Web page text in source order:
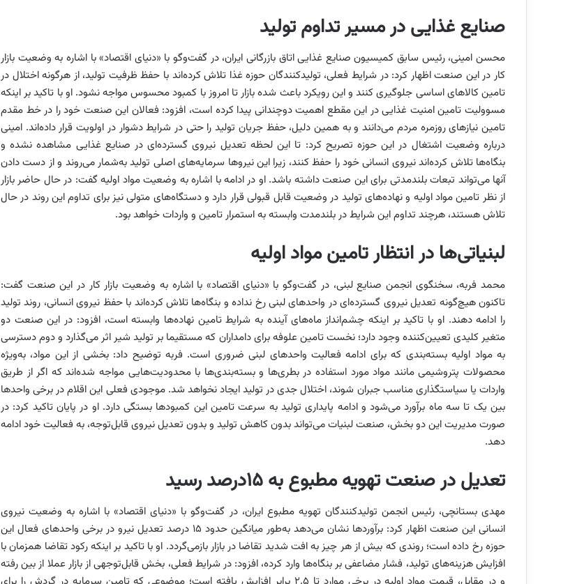
صنایع غذایی در مسیر تداوم تولید
محسن امینی، رئیس سابق کمیسیون صنایع غذایی اتاق بازرگانی ایران، در گفت‌وگو با «دنیای اقتصاد» با اشاره به وضعیت بازار
کار در این صنعت اظهار کرد: در شرایط فعلی، تولیدکنندگان حوزه غذا تلاش کرده‌اند با حفظ ظرفیت تولید، از هرگونه اختلال در
تامین کالاهای اساسی جلوگیری کنند و این رویکرد باعث شده بازار تا امروز با کمبود محسوس مواجه نشود. او با تاکید بر اینکه
مسوولیت تامین امنیت غذایی در این مقطع اهمیت دوچندانی پیدا کرده است، افزود: فعالان این صنعت خود را در خط مقدم
تامین نیازهای روزمره مردم می‌دانند و به همین دلیل، حفظ جریان تولید را حتی در شرایط دشوار در اولویت قرار داده‌اند. امینی
درباره وضعیت اشتغال در این حوزه تصریح کرد: تا این لحظه تعدیل نیروی گسترده‌ای در صنایع غذایی مشاهده نشده و
بنگاه‌ها تلاش کرده‌اند نیروی انسانی خود را حفظ کنند، زیرا این نیروها سرمایه‌های اصلی تولید به‌شمار می‌روند و از دست دادن
آنها می‌تواند تبعات بلندمدتی برای این صنعت داشته باشد. او در ادامه با اشاره به وضعیت مواد اولیه گفت: در حال حاضر بازار
از نظر تامین مواد اولیه و نهاده‌های تولید در وضعیت قابل قبولی قرار دارد و دستگاه‌های متولی نیز برای تداوم این روند در حال
تلاش هستند، هرچند تداوم این شرایط در بلندمدت وابسته به استمرار تامین و واردات خواهد بود.
لبنیاتی‌ها در انتظار تامین مواد اولیه
محمد فربه، سخنگوی انجمن صنایع لبنی، در گفت‌وگو با «دنیای اقتصاد» با اشاره به وضعیت بازار کار در این صنعت گفت:
تاکنون هیچ‌گونه تعدیل نیروی گسترده‌ای در واحدهای لبنی رخ نداده و بنگاه‌ها تلاش کرده‌اند با حفظ نیروی انسانی، روند تولید
را ادامه دهند. او با تاکید بر اینکه چشم‌انداز ماه‌های آینده به شرایط تامین نهاده‌ها وابسته است، افزود: در این صنعت دو
متغیر کلیدی تعیین‌کننده وجود دارد؛ نخست تامین علوفه برای دامداران که مستقیما بر تولید شیر اثر می‌گذارد و دوم دسترسی
به مواد اولیه بسته‌بندی که برای ادامه فعالیت واحدهای لبنی ضروری است. فربه توضیح داد: بخشی از این مواد، به‌ویژه
محصولات پتروشیمی مانند مواد مورد استفاده در بطری‌ها و بسته‌بندی‌ها با محدودیت‌هایی مواجه شده‌اند که اگر از طریق
واردات یا سیاستگذاری مناسب جبران شوند، اختلال جدی در تولید ایجاد نخواهد شد. موجودی فعلی این اقلام در برخی واحدها
بین یک تا سه ماه برآورد می‌شود و ادامه پایداری تولید به سرعت تامین این کمبودها بستگی دارد. او در پایان تاکید کرد: در
صورت مدیریت این دو بخش، صنعت لبنیات می‌تواند بدون کاهش تولید و بدون تعدیل نیروی قابل‌توجه، به فعالیت خود ادامه
دهد.
تعدیل در صنعت تهویه مطبوع به ۱۵درصد رسید
مهدی بستانچی، رئیس انجمن تولیدکنندگان تهویه مطبوع ایران، در گفت‌وگو با «دنیای اقتصاد» با اشاره به وضعیت نیروی
انسانی این صنعت اظهار کرد: برآوردها نشان می‌دهد به‌طور میانگین حدود ۱۵ درصد تعدیل نیرو در برخی واحدهای فعال این
حوزه رخ داده است؛ روندی که بیش از هر چیز به افت شدید تقاضا در بازار بازمی‌گردد. او با تاکید بر اینکه رکود تقاضا همزمان با
افزایش هزینه‌های تولید، فشار مضاعفی بر بنگاه‌ها وارد کرده، افزود: در شرایط فعلی، بخش قابل‌توجهی از بازار عملا از بین رفته